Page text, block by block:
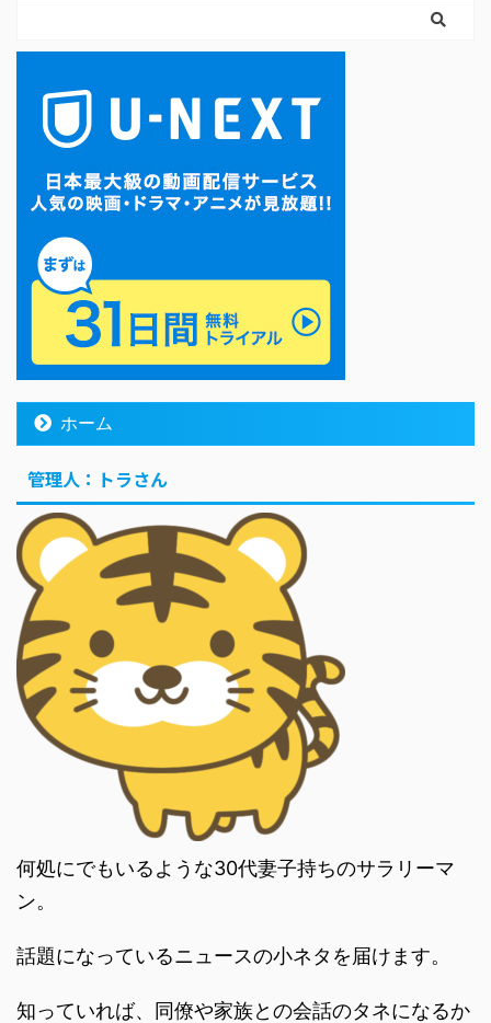
ホーム
管理人：トラさん
何処にでもいるような30代妻子持ちのサラリーマ
ン。
話題になっているニュースの小ネタを届けます。
知っていれば、同僚や家族との会話のタネになるか